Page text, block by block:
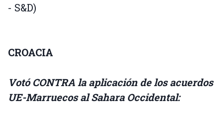
- S&D)
CROACIA
Votó CONTRA la aplicación de los acuerdos
UE-Marruecos al Sahara Occidental: